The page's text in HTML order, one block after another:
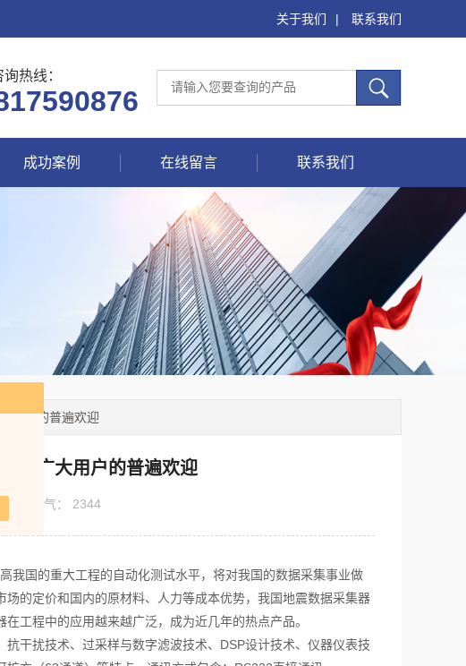
关于我们 | 联系我们
热线：
成功案例 在线留言 联系我们
用户的普遍欢迎
了广大用户的普遍欢迎
浏览人气： 2344
国的重大工程的自动化测试水平，将对我国的数据采集事业做
的定价和国内的原材料、人力等成本优势，我国地震数据采集器
工程中的应用越来越广泛，成为近几年的热点产品。
扰技术、过采样与数字滤波技术、DSP设计技术、仪器仪表技